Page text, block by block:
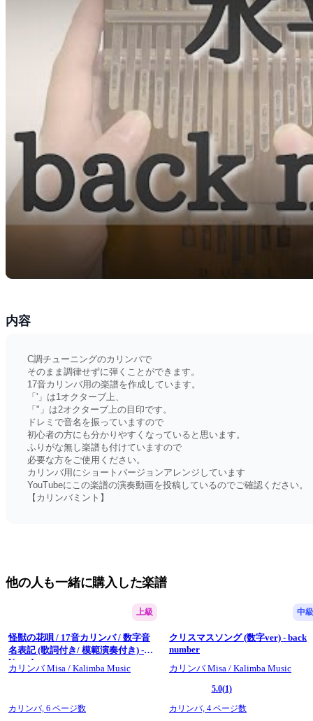
内容
C調チューニングのカリンバで
そのまま調律せずに弾くことができます。
17音カリンバ用の楽譜を作成しています。
「'」は1オクターブ上、
「"」は2オクターブ上の目印です。
ドレミで音名を振っていますので
初心者の方にも分かりやすくなっていると思います。
ふりがな無し楽譜も付けていますので
必要な方をご使用ください。
カリンバ用にショートバージョンアレンジしています
YouTubeにこの楽譜の演奏動画を投稿しているのでご確認ください。
【カリンバミント】
他の人も一緒に購入した楽譜
上級
怪獣の花唄 / 17音カリンバ / 数字音
名表記 (歌詞付き/ 模範演奏付き) -
Vaundy
カリンバ Misa / Kalimba Music
カリンバ, 6 ページ数
中
クリスマスソング (数字ver) - back
number
カリンバ Misa / Kalimba Music
5.0(1)
カリンバ,4 ページ数